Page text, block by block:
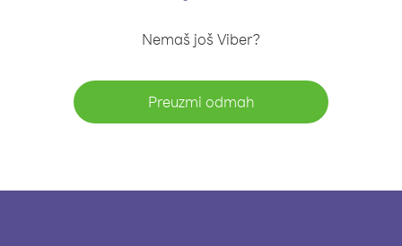
Nemaš još Viber?
Preuzmi odmah